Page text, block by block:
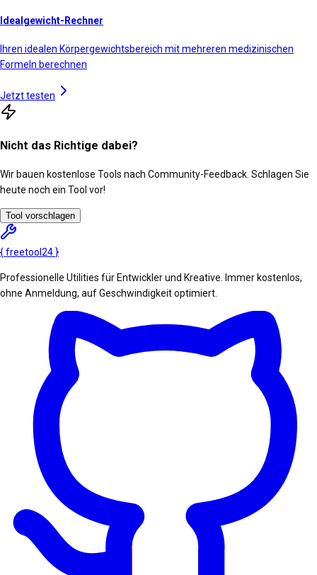
Idealgewicht-Rechner
Ihren idealen Körpergewichtsbereich mit mehreren medizinischen
Formeln berechnen
Jetzt testen
Nicht das Richtige dabei?
Wir bauen kostenlose Tools nach Community-Feedback. Schlagen Sie
heute noch ein Tool vor!
Tool vorschlagen
{freetool 24 }
Professionelle Utilities für Entwickler und Kreative. Immer kostenlos,
ohne Anmeldung, auf Geschwindigkeit optimiert.